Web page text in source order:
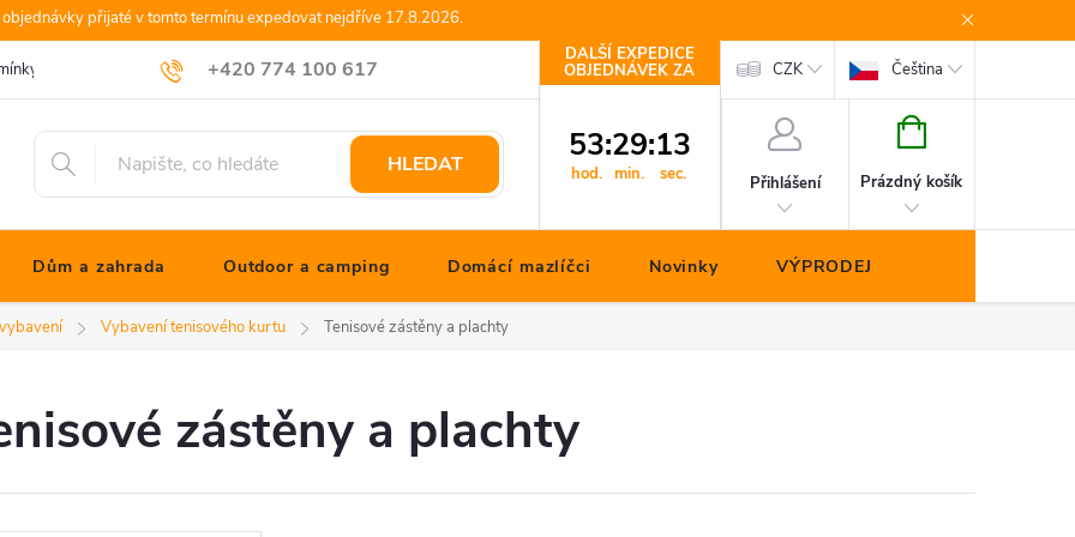
přijaté v tomto termínu expedovat nejdříve 17.8.2026.
+420 774 100 617
info@jonathanshop.cz
Podmínky ochrany osobních údajů Blog JONATHANshop.cz Kontakty CZK Čeština
HLEDAT
DALŠÍ EXPEDICE
OBJEDNÁVEK ZA
53
hod.
:29
min.
:12
sec. Přihlášení
NÁKUPNÍ
Prázdný košík
Dům a zahrada Outdoor a camping Domácí mazlíčci Novinky VÝPRODEJ
Vybavení tenisového kurtu Tenisové zástěny a plachty
zástěny a plachty